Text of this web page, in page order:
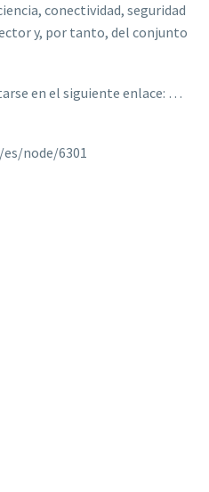
conectividad, seguridad
y, por tanto, del conjunto
en el siguiente enlace: …
node/6301